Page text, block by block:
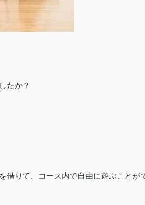
たか？
借りて、コース内で自由に遊ぶことが